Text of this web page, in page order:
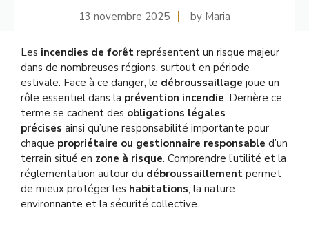
13 novembre 2025 by Maria
Les incendies de forêt représentent un risque majeur
dans de nombreuses régions, surtout en période
estivale. Face à ce danger, le débroussaillage joue un
rôle essentiel dans la prévention incendie. Derrière ce
terme se cachent des obligations légales
précises ainsi qu’une responsabilité importante pour
chaque propriétaire ou gestionnaire responsable d’un
terrain situé en zone à risque. Comprendre l’utilité et la
réglementation autour du débroussaillement permet
de mieux protéger les habitations, la nature
environnante et la sécurité collective.